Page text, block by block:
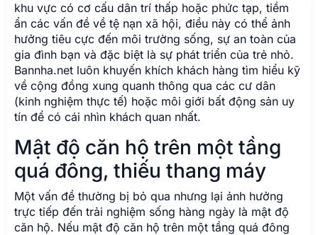
khu vực có cơ cấu dân trí thấp hoặc phức tạp, tiềm
ẩn các vấn đề về tệ nạn xã hội, điều này có thể ảnh
hưởng tiêu cực đến môi trường sống, sự an toàn của
gia đình bạn và đặc biệt là sự phát triển của trẻ nhỏ.
Bannha.net luôn khuyến khích khách hàng tìm hiểu kỹ
về cộng đồng xung quanh thông qua các cư dân
(kinh nghiệm thực tế) hoặc môi giới bất động sản uy
tín để có cái nhìn khách quan nhất.
Mật độ căn hộ trên một tầng
quá đông, thiếu thang máy
Một vấn đề thường bị bỏ qua nhưng lại ảnh hưởng
trực tiếp đến trải nghiệm sống hàng ngày là mật độ
căn hộ. Nếu mật độ căn hộ trên một tầng quá đông